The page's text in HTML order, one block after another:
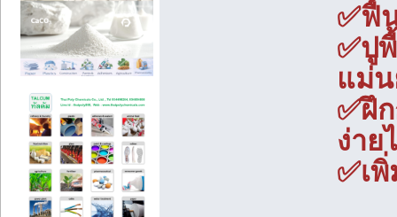
✅ฟื้
✅ปู
แม่
✅ฝึ
ง่าย
✅เ